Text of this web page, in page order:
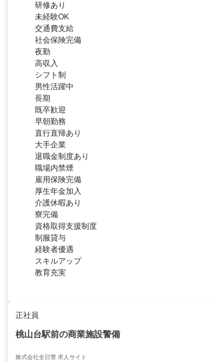
研修あり
未経験OK
交通費支給
社会保険完備
夜勤
高収入
シフト制
男性活躍中
長期
既卒歓迎
早朝勤務
直行直帰あり
大手企業
退職金制度あり
職場内禁煙
雇用保険完備
厚生年金加入
介護休暇あり
寮完備
資格取得支援制度
制服貸与
経験者優遇
スキルアップ
教育充実
正社員
桃山台駅前の商業施設警備
株式会社全日警 求人サイト